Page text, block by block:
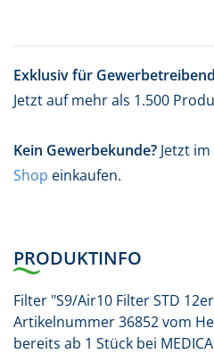
Exklusiv für
Jetzt auf mehr als 1.500
Kein Gewerbekunde? Jetzt
Shop einkaufen.
PRODUKTINFO
Filter "S9/Air10 Filter STD
Artikelnummer 36852 vom
bereits ab 1 Stück bei